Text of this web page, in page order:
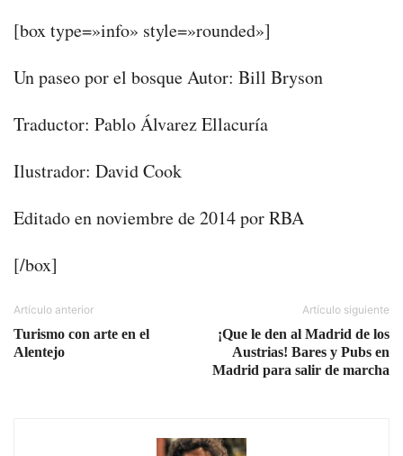
[box type=»info» style=»rounded»]
Un paseo por el bosque Autor: Bill Bryson
Traductor: Pablo Álvarez Ellacuría
Ilustrador: David Cook
Editado en noviembre de 2014 por RBA
[/box]
Artículo anterior
Turismo con arte en el
Alentejo
Artículo siguiente
¡Que le den al Madrid de los
Austrias! Bares y Pubs en
Madrid para salir de marcha